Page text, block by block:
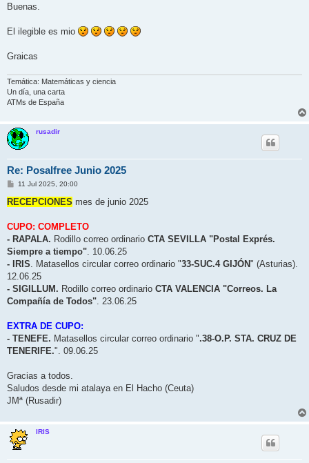
Buenas.
El ilegible es mio
Graicas
Temática: Matemáticas y ciencia
Un día, una carta
ATMs de España
rusadir
Re: Posalfree Junio 2025
M
n
s
j
11 Jul 2025, 20:00
RECEPCIONES mes de junio 2025
CUPO: COMPLETO
- RAPALA. Rodillo correo ordinario CTA SEVILLA "Postal Exprés.
Siempre a tiempo" . 10.06.25
- IRIS . Matasellos circular correo ordinario "33-SUC.4 GIJÓN" (Asturias).
12.06.25
- SIGILLUM. Rodillo correo ordinario CTA VALENCIA "Correos. La
Compañía de Todos" . 23.06.25
EXTRA DE CUPO:
- TENEFE. Matasellos circular correo ordinario ".38-O.P. STA. CRUZ DE
TENERIFE.". 09.06.25
Gracias a todos.
Saludos desde mi atalaya en El Hacho (Ceuta)
JMª (Rusadir)
IRIS